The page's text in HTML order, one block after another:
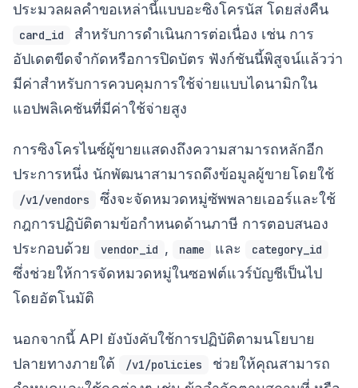
ประมวลผลคำขอเหล่านี้แบบอะซิงโครนัส โดยส่งคืน
card_id
สำหรับการดำเนินการต่อเนื่อง เช่น การ
อัปเดตขีดจำกัดหรือการปิดบัตร ฟังก์ชันนี้พิสูจน์แล้วว่า
มีค่าสำหรับการควบคุมการใช้จ่ายแบบไดนามิกใน
แอปพลิเคชันที่มีค่าใช้จ่ายสูง
การซิงโครไนซ์ผู้ขายแสดงถึงความสามารถหลักอีก
ประการหนึ่ง นักพัฒนาสามารถดึงข้อมูลผู้ขายโดยใช้
/v1/vendors
ซึ่งจะจัดหมวดหมู่ซัพพลายเออร์และใช้
กฎการปฏิบัติตามข้อกำหนดด้านภาษี การตอบสนอง
ประกอบด้วย
vendor_id , name และ category_id
ซึ่งช่วยให้การจัดหมวดหมู่ในซอฟต์แวร์บัญชีเป็นไป
โดยอัตโนมัติ
นอกจากนี้ API ยังบังคับใช้การปฏิบัติตามนโยบาย
ปลายทางภายใต้
/v1/policies
ช่วยให้คุณสามารถ